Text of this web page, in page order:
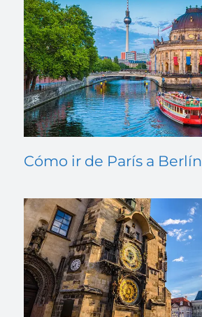
Cómo ir de París a Berlín